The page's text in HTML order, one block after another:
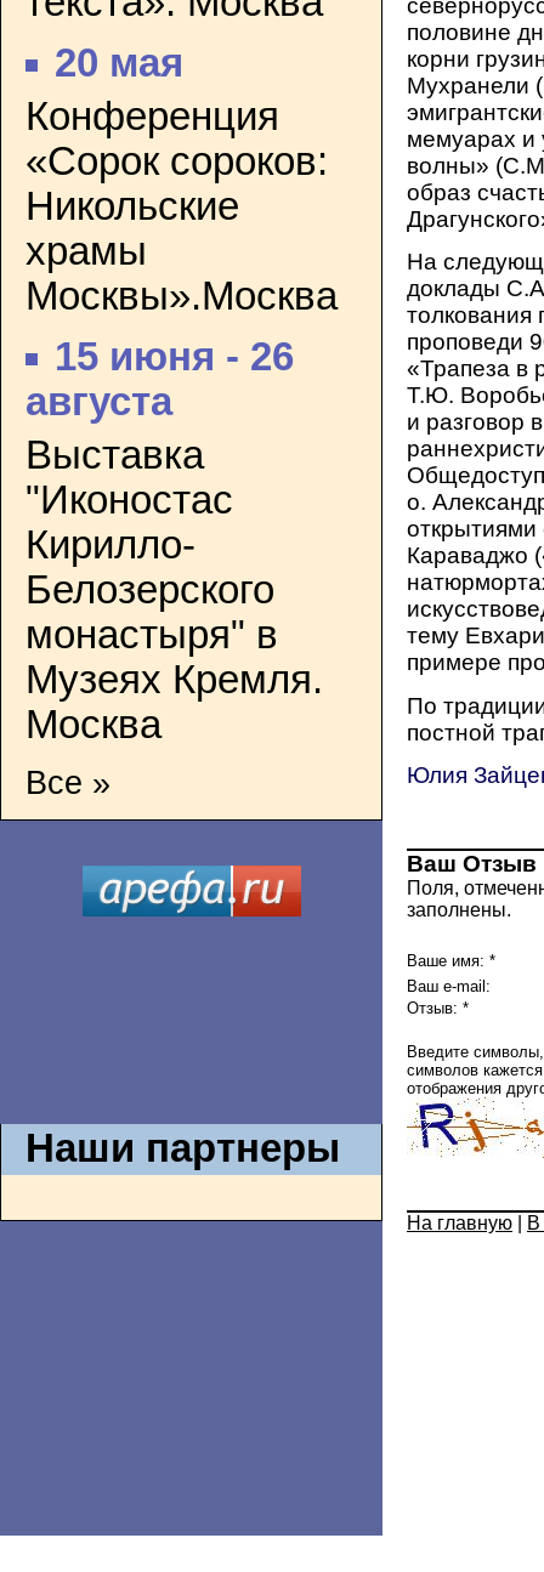
20 мая
Конференция
«Сорок сороков:
Никольские
храмы
Москвы».Москва
15 июня - 26
августа
Выставка
"Иконостас
Кирилло-
Белозерского
монастыря" в
Музеях Кремля.
Москва
Все »
Наши партнеры
половине
корни
Мухранели
мемуарах и
волны»
образ
На
доклады
толкования
проповеди
«Трапеза в
Т.Ю.
и разговор
о.
открытиями
Караваджо
тему
примере
По
постной
Юлия
Ваш Отзыв
Поля,
заполнены.
Ваше имя: *
Ваш e-mail:
Отзыв: *
Введите
символов
отображения
На главную В